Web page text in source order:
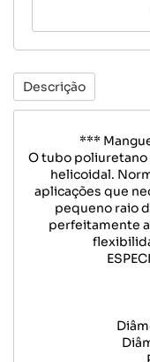
Descrição
***
O tubo
helicoidal.
aplicações que
pequeno raio
perfeitamente